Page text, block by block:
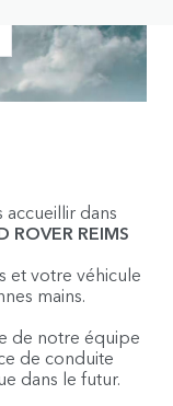
dans
ROVER REIMS
et votre véhicule
mains.
de notre équipe
de conduite
dans le futur.